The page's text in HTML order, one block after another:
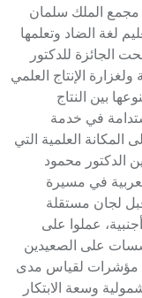
مجمع الملك سلمان
لغة الضاد وتعلمها
الجائزة للدكتور
الإنتاج العلمي
بين النتاج
في خدمة
المكانة العلمية التي
الدكتور محمود
في مسيرة
لجان مستقلة
وأجنبية، عملوا على
والمؤسسات على الصعيدين
مؤشرات لقياس مدى
وسعة الابتكار